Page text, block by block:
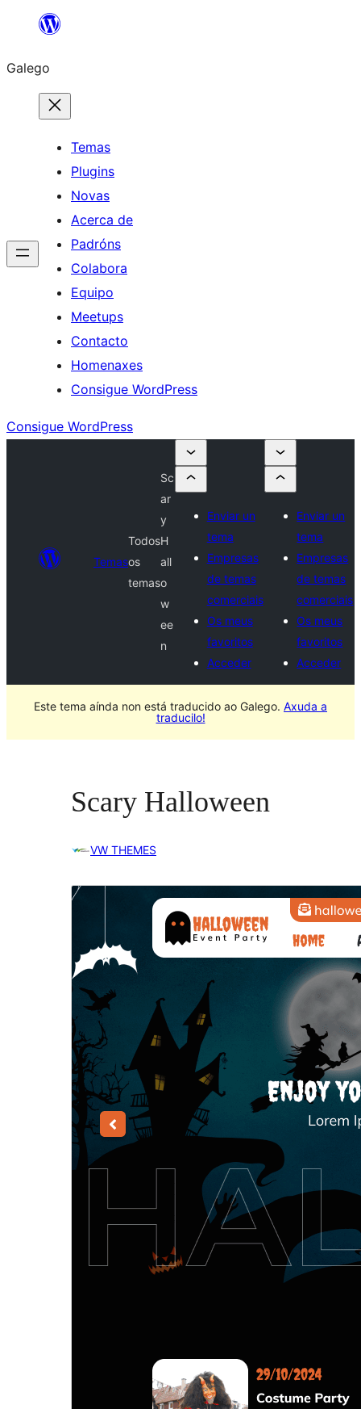
Saltar
contido
Galego
Temas
Plugins
Novas
Acerca de
Padróns
Colabora
Equipo
Meetups
Contacto
Homenaxes
Consigue WordPress
Consigue WordPress
Temas
Todos
os
temas
Sc
ar
y
H
all
o
w
ee
n
Enviar un
tema
Empresas
de temas
comerciais
Os meus
favoritos
Acceder
Enviar un
tema
Empresas
de temas
comerciais
Os meus
favoritos
Acceder
Este tema aínda non está traducido ao Galego. Axuda a
traducilo!
Scary Halloween
VW THEMES